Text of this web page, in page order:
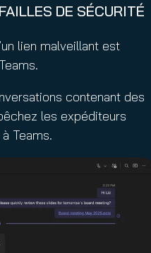
DE SÉCURITÉ
lien malveillant est
contenant des
les expéditeurs
Teams.